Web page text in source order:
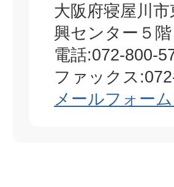
大阪府寝屋川
興センター５階
電話:072-800-
ファックス
メールフォー